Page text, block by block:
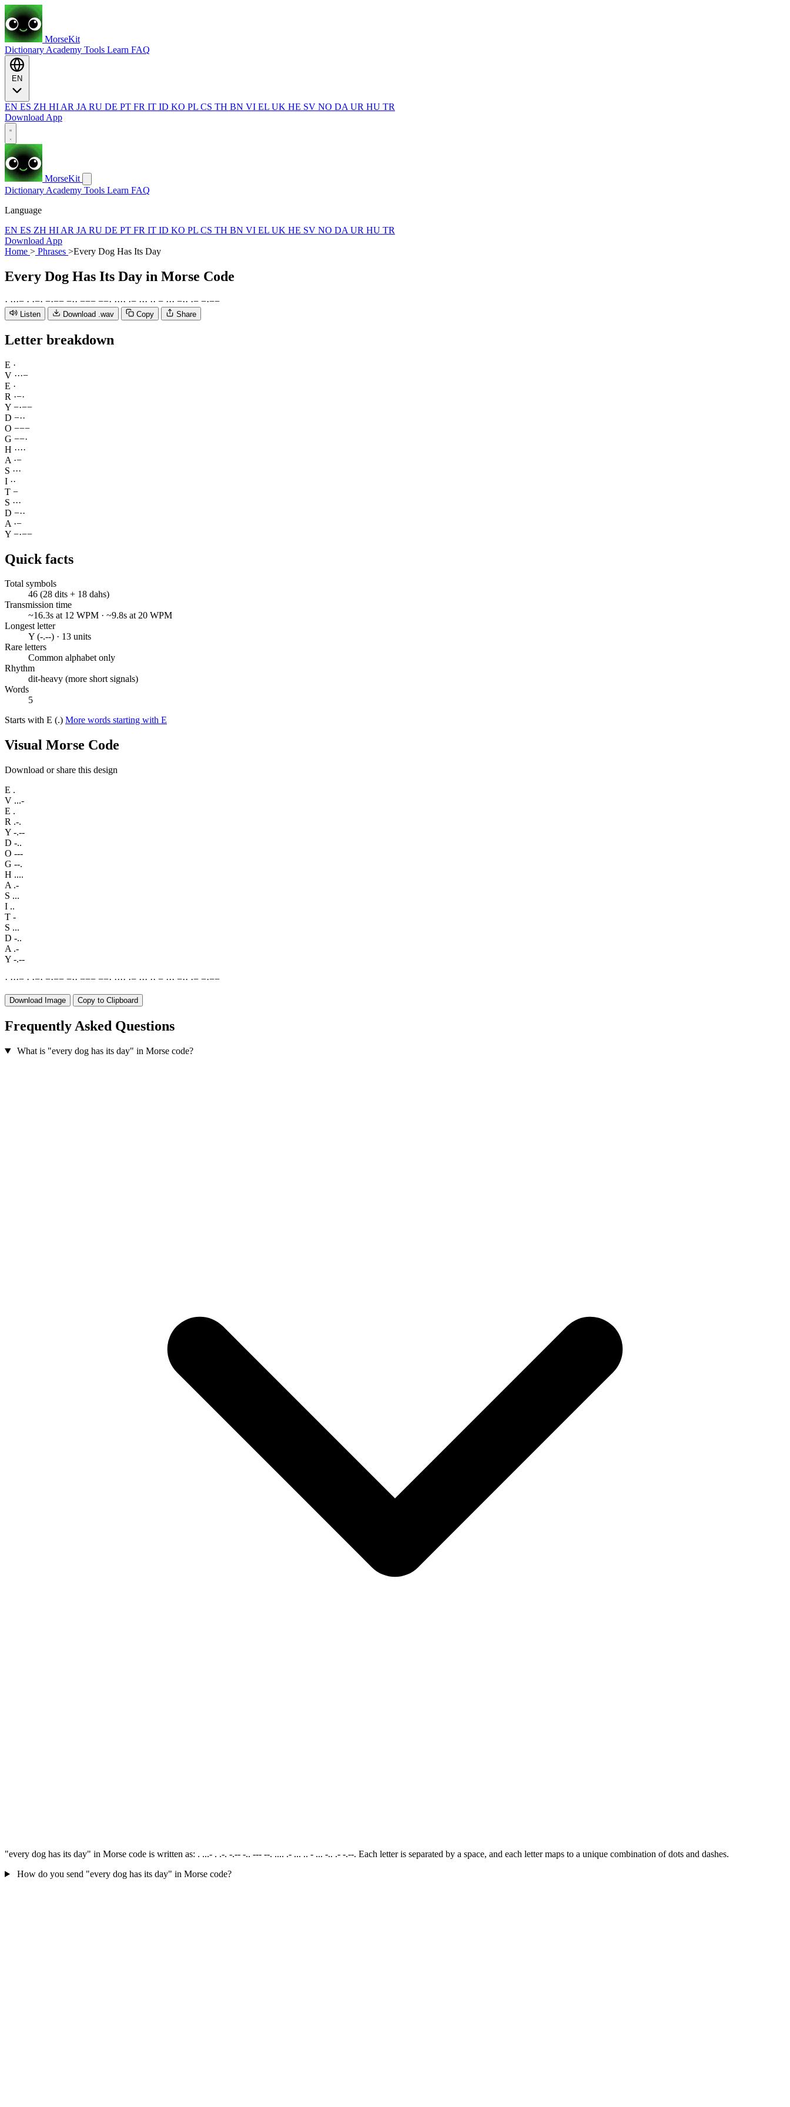
MorseKit
Dictionary Academy Tools Learn FAQ
EN ES ZH HI AR JA RU DE PT FR IT ID KO PL CS TH BN VI EL UK HE SV NO DA UR HU TR
Download App
MorseKit
Dictionary Academy Tools Learn FAQ
Language
EN ES ZH HI AR JA RU DE PT FR IT ID KO PL CS TH BN VI EL UK HE SV NO DA UR HU TR
Download App
Home > Phrases >Every Dog Has Its Day
Every Dog Has Its Day in Morse Code
· ···− · ·−· −·−− −·· −−− −−· ···· ·− ··· ·· − ··· −·· ·− −·−−
Listen Download .wav Copy Share
Letter breakdown
E ·
V ···−
E ·
R ·−·
Y −·−−
D −··
O −−−
G −−·
H ····
A ·−
S ···
I ··
T −
S ···
D −··
A ·−
Y −·−−
Quick facts
Total symbols
46 (28 dits + 18 dahs)
Transmission time
~16.3s at 12 WPM · ~9.8s at 20 WPM
Longest letter
Y (-.--) · 13 units
Rare letters
Common alphabet only
Rhythm
dit-heavy (more short signals)
Words
5
Starts with E (.) More words starting with E
Visual Morse Code
Download or share this design
E .
V ...-
E .
R .-.
Y -.--
D -..
O ---
G --.
H ....
A .-
S ...
I ..
T -
S ...
D -..
A .-
Y -.--
· ···− · ·−· −·−− −·· −−− −−· ···· ·− ··· ·· − ··· −·· ·− −·−−
Download Image Copy to Clipboard
Frequently Asked Questions
What is "every dog has its day" in Morse code?
"every dog has its day" in Morse code is written as: . ...- . .-. -.-- -.. --- --. .... .- ... .. - ... -.. .- -.--. Each letter is separated by a space, and each letter maps to a unique combination of dots and dashes.
How do you send "every dog has its day" in Morse code?